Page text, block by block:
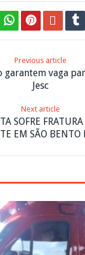
Previous article
garantem vaga
Jesc
Next article
SOFRE
EM SÃO BENTO